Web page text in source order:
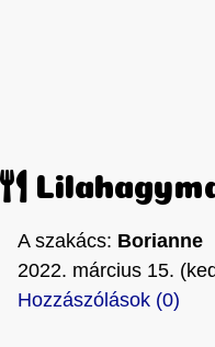
A szakács: Borianne
2022. március 15.
Hozzászólások (0)